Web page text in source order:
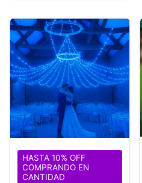
HASTA 10% OFF
COMPRANDO EN
CANTIDAD